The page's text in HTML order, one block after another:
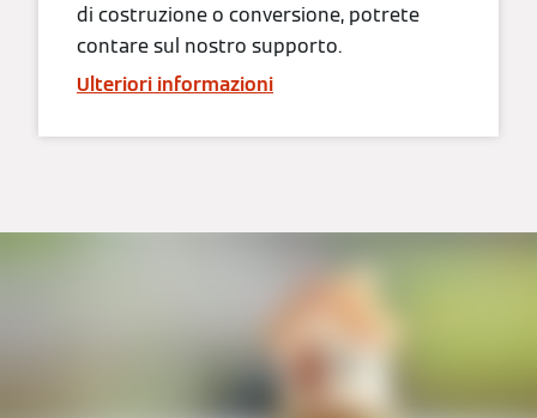
di costruzione o conversione, potrete
contare sul nostro supporto.
Ulteriori informazioni